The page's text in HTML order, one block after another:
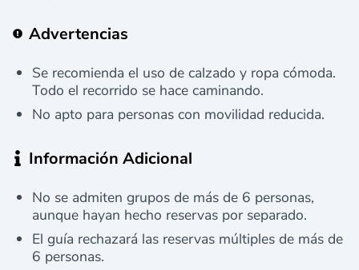
Advertencias
Se recomienda el uso de calzado y ropa cómoda.
Todo el recorrido se hace caminando.
No apto para personas con movilidad reducida.
Información Adicional
No se admiten grupos de más de 6 personas,
aunque hayan hecho reservas por separado.
El guía rechazará las reservas múltiples de más de
6 personas.